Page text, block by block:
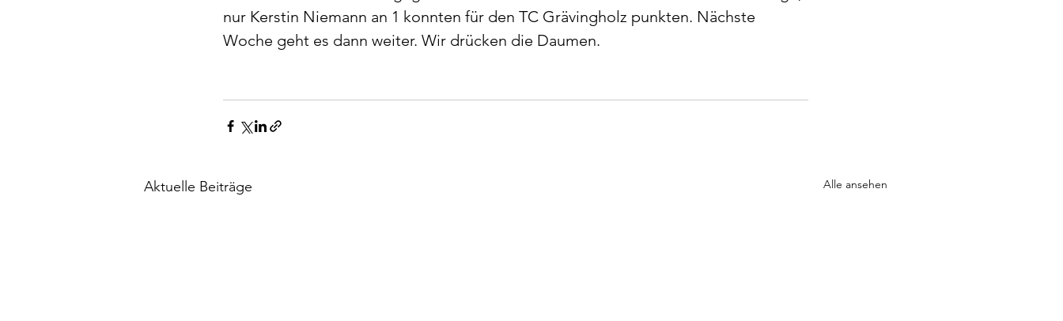
nur Kerstin Niemann an 1 konnten für den TC Grävingholz punkten. Nächste
Woche geht es dann weiter. Wir drücken die Daumen.
Aktuelle Beiträge Alle ansehen